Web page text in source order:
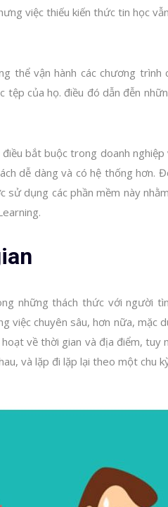
việc thiếu kiến thức tin học
thể vận hành các chương
tệp của họ. điều đó dẫn đễn
bắt buộc trong doanh
dễ dàng và có hệ thống hơn.
dụng các phần mềm này
những thách thức với người
việc chuyên sâu, hơn nữa, mặc
về thời gian và địa điểm,
và lặp đi lặp lại theo một chu